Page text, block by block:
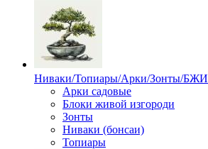
Ниваки/Топиары/Арки/Зонты/БЖИ
Арки садовые
Блоки живой изгороди
Зонты
Ниваки (бонсаи)
Топиары